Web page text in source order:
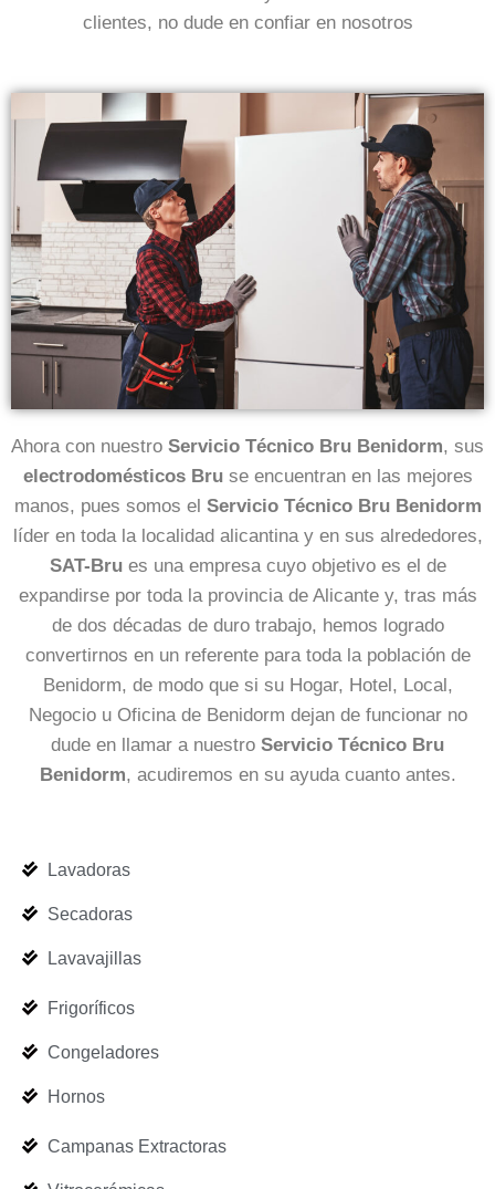
clientes, no dude en confiar en nosotros
Ahora con nuestro Servicio Técnico Bru Benidorm, sus
electrodomésticos Bruse encuentran en las mejores
manos, pues somos el Servicio Técnico Bru Benidorm
líder en toda la localidad alicantina y en sus alrededores,
SAT-Brues una empresa cuyo objetivo es el de
expandirse por toda la provincia de Alicante y, tras más
de dos décadas de duro trabajo, hemos logrado
convertirnos en un referente para toda la población de
Benidorm, de modo que si su Hogar, Hotel, Local,
Negocio u Oficina de Benidorm dejan de funcionar no
dude en llamar a nuestro Servicio Técnico Bru
Benidorm, acudiremos en su ayuda cuanto antes.
Lavadoras
Secadoras
Lavavajillas
Frigoríficos
Congeladores
Hornos
Campanas Extractoras